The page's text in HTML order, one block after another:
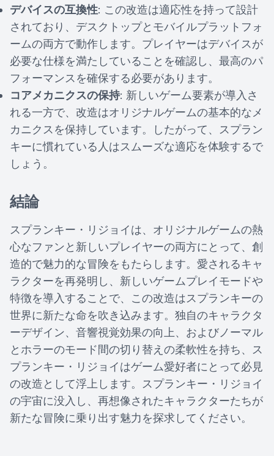
デバイスの互換性: この改造は適応性を持って設計
されており、デスクトップとモバイルプラットフォ
ームの両方で動作します。プレイヤーはデバイスが
必要な仕様を満たしていることを確認し、最高のパ
フォーマンスを確保する必要があります。
コアメカニクスの保持: 新しいゲーム要素が導入さ
れる一方で、改造はオリジナルゲームの基本的なメ
カニクスを保持しています。したがって、スプラン
キーに慣れている人はスムーズな適応を体験するで
しょう。
結論
スプランキー・リジョイは、オリジナルゲームの熱
心なファンと新しいプレイヤーの両方にとって、創
造的で魅力的な冒険をもたらします。愛されるキャ
ラクターを再発明し、新しいゲームプレイモードや
特徴を導入することで、この改造はスプランキーの
世界に新たな命を吹き込みます。独自のキャラクタ
ーデザイン、音響視覚効果の向上、およびノーマル
とホラーのモード間の切り替えの柔軟性を持ち、ス
プランキー・リジョイはゲーム愛好者にとって必見
の改造として浮上します。スプランキー・リジョイ
の宇宙に没入し、再想像されたキャラクターたちが
新たな冒険に乗り出す魅力を探求してください。